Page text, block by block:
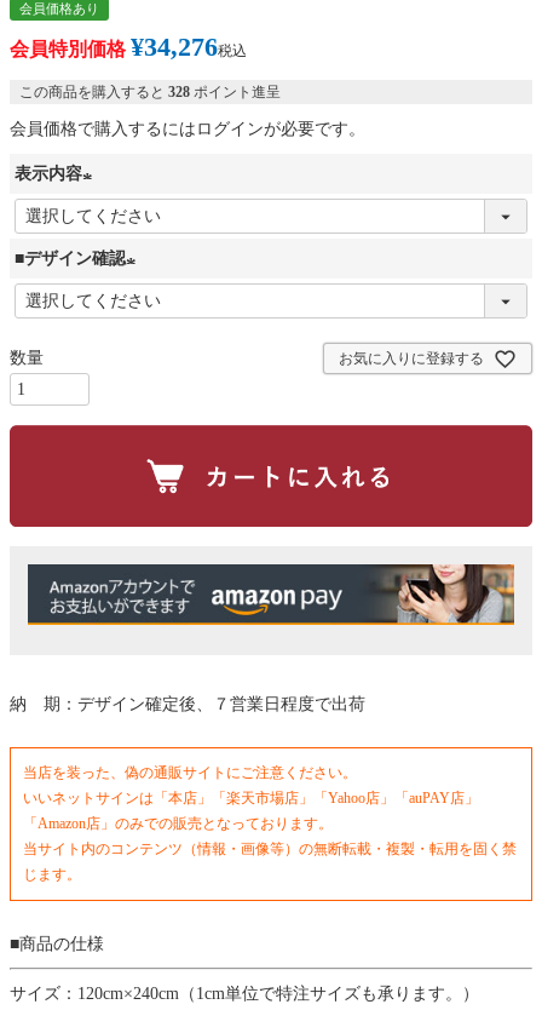
会員価格あり
会員特別価格 ¥34,276税込
この商品を購入すると 328 ポイント進呈
会員価格で購入するにはログインが必要です。
表示内容
(
)
■デザイン確認
(
お気に入りに登録する
納 期：デザイン確定後、７営業日程度で出荷
当店を装った、偽の通販サイトにご注意ください。
いいネットサインは「本店」「楽天市場店」「Yahoo店」「auPAY店」
「Amazon店」のみでの販売となっております。
当サイト内のコンテンツ（情報・画像等）の無断転載・複製・転用を固く禁
じます。
■商品の仕様
サイズ：120cm×240cm（1cm単位で特注サイズも承ります。）